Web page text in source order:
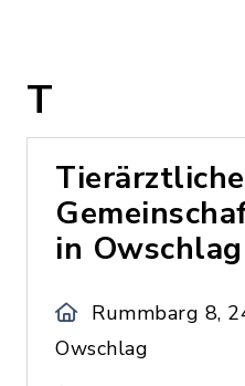
T
Tierärztliche
in Owschlag
Rummbarg 8,
Owschlag